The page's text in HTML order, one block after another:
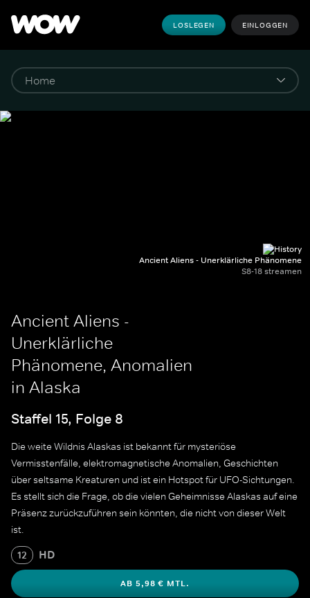
LOSLEGEN EINLOGGEN
Ancient Aliens - Unerklärliche Phänomene
S8-18 streamen
Ancient Aliens -
Unerklärliche
Phänomene, Anomalien
in Alaska
Staffel 15, Folge 8
Die weite Wildnis Alaskas ist bekannt für mysteriöse
Vermisstenfälle, elektromagnetische Anomalien, Geschichten
über seltsame Kreaturen und ist ein Hotspot für UFO-Sichtungen.
Es stellt sich die Frage, ob die vielen Geheimnisse Alaskas auf eine
Präsenz zurückzuführen sein könnten, die nicht von dieser Welt
ist.
12 HD
AB 5,98 € MTL.